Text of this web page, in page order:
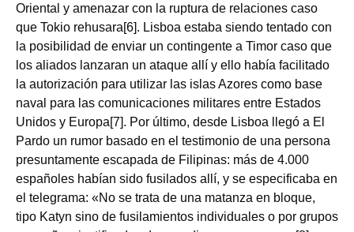
Oriental y amenazar con la ruptura de relaciones caso
que Tokio rehusara[6]. Lisboa estaba siendo tentado con
la posibilidad de enviar un contingente a Timor caso que
los aliados lanzaran un ataque allí y ello había facilitado
la autorización para utilizar las islas Azores como base
naval para las comunicaciones militares entre Estados
Unidos y Europa[7]. Por último, desde Lisboa llegó a El
Pardo un rumor basado en el testimonio de una persona
presuntamente escapada de Filipinas: más de 4.000
españoles habían sido fusilados allí, y se especificaba en
el telegrama: «No se trata de una matanza en bloque,
tipo Katyn sino de fusilamientos individuales o por grupos